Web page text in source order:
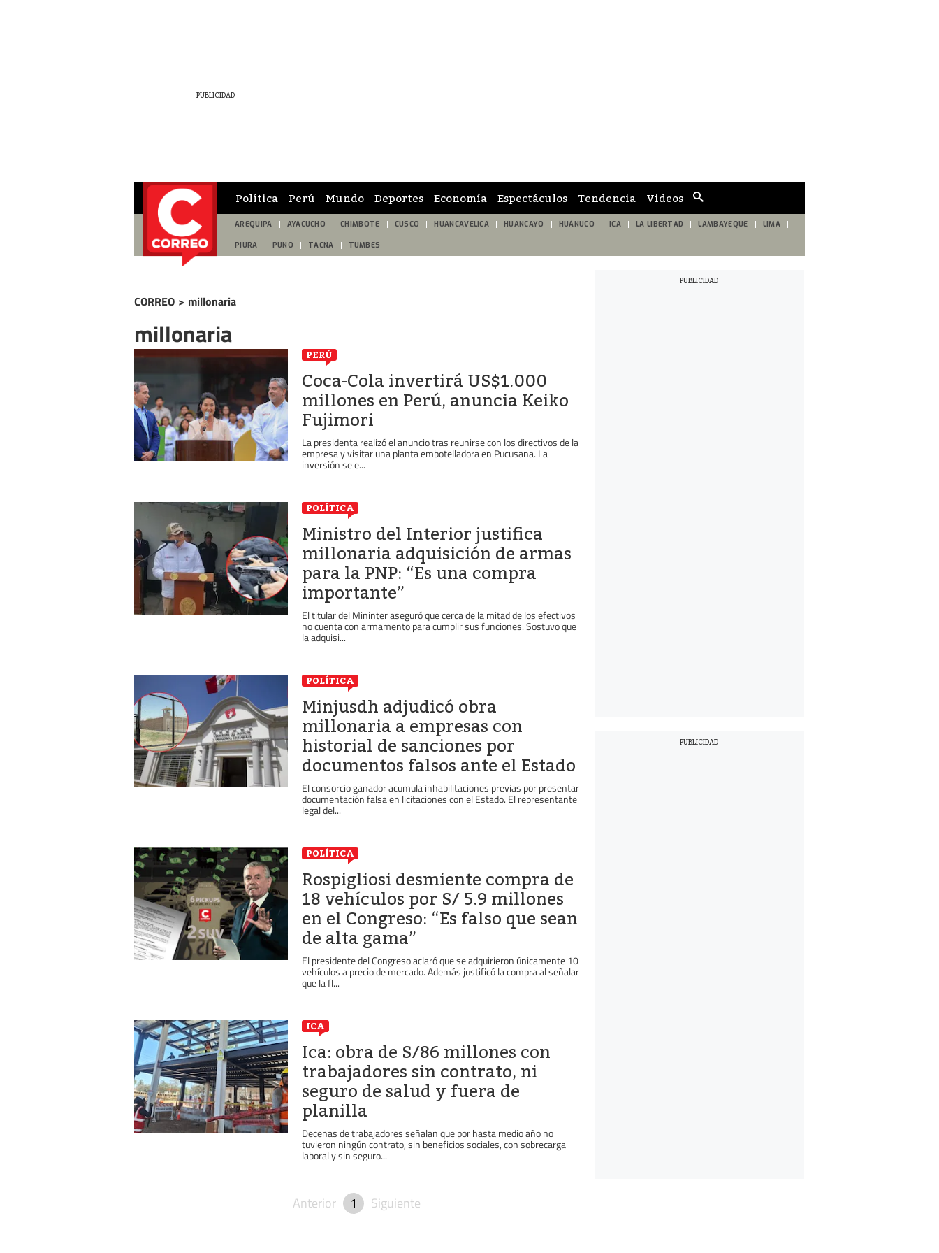
de
búsqueda
Política Perú Mundo Deportes Economía Espectáculos Tendencia Videos
AREQUIPA AYACUCHO CHIMBOTE CUSCO HUANCAVELICA HUANCAYO HUÁNUCO ICA LA LIBERTAD LAMBAYEQUE LIMA
PIURA PUNO TACNA TUMBES
CORREO > millonaria
millonaria
PERÚ
Coca-Cola invertirá US$1.000
millones en Perú, anuncia Keiko
Fujimori
La presidenta realizó el anuncio tras reunirse con los directivos de la
empresa y visitar una planta embotelladora en Pucusana. La
inversión se e...
POLÍTICA
Ministro del Interior justifica
millonaria adquisición de armas
para la PNP: “Es una compra
importante”
El titular del Mininter aseguró que cerca de la mitad de los efectivos
no cuenta con armamento para cumplir sus funciones. Sostuvo que
la adquisi...
POLÍTICA
Minjusdh adjudicó obra
millonaria a empresas con
historial de sanciones por
documentos falsos ante el Estado
El consorcio ganador acumula inhabilitaciones previas por presentar
documentación falsa en licitaciones con el Estado. El representante
legal del...
POLÍTICA
Rospigliosi desmiente compra de
18 vehículos por S/ 5.9 millones
en el Congreso: “Es falso que sean
de alta gama”
El presidente del Congreso aclaró que se adquirieron únicamente 10
vehículos a precio de mercado. Además justificó la compra al señalar
que la fl...
ICA
Ica: obra de S/86 millones con
trabajadores sin contrato, ni
seguro de salud y fuera de
planilla
Decenas de trabajadores señalan que por hasta medio año no
tuvieron ningún contrato, sin beneficios sociales, con sobrecarga
laboral y sin seguro...
Anterior 1 Siguiente